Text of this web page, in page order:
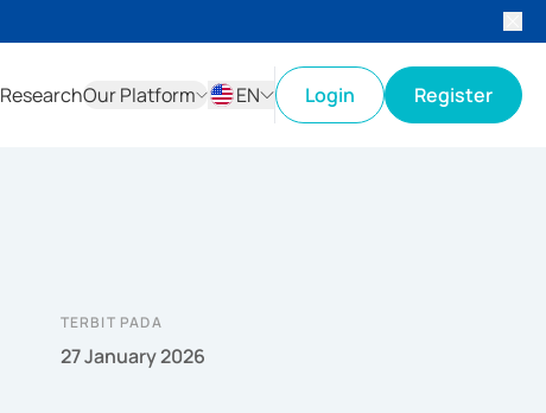
ResearchOur Platform
EN
Login Register
TERBIT PADA
27 January 2026